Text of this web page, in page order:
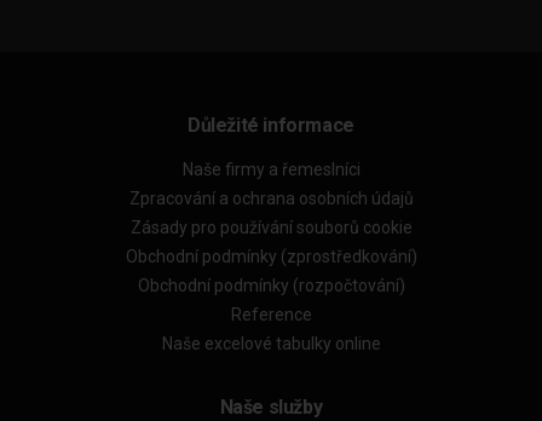
Důležité informace
Naše firmy a řemeslníci
Zpracování a ochrana osobních údajů
Zásady pro používání souborů cookie
Obchodní podmínky (zprostředkování)
Obchodní podmínky (rozpočtování)
Reference
Naše excelové tabulky online
Naše služby